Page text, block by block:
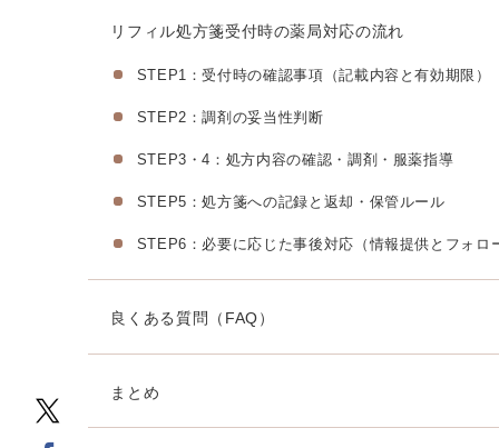
リフィル処方箋受付時の薬局対応の流れ
STEP1：受付時の確認事項（記載内容と有効期限）
STEP2：調剤の妥当性判断
STEP3・4：処方内容の確認・調剤・服薬指導
STEP5：処方箋への記録と返却・保管ルール
STEP6：必要に応じた事後対応（情報提供とフォロ
良くある質問（FAQ）
まとめ